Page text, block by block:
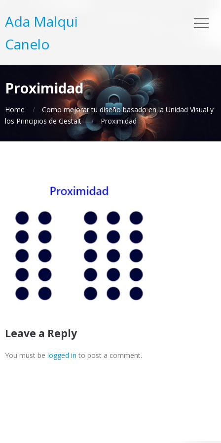
Ada Malqui
Canelo
Proximidad
Home
Como mejorar tu diseño basado en la Unidad Visual y
los Principios de Gestalt
Proximidad
Leave a Reply
You must be logged in to post a comment.